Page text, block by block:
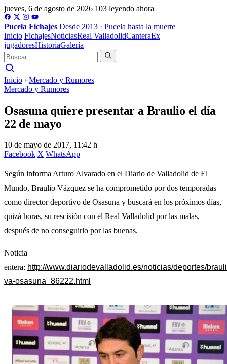
jueves, 6 de agosto de 2026 103 leyendo ahora
Pucela Fichajes Desde 2013 · Pucela hasta la muerte
Inicio FichajesNoticiasReal ValladolidCanteraEx
jugadoresHistoriaGalería
Inicio › Mercado y Rumores
Mercado y Rumores
Osasuna quiere presentar a Braulio el día
22 de mayo
10 de mayo de 2017, 11:42 h
Facebook X WhatsApp
Según informa Arturo Alvarado en el Diario de Valladolid de El
Mundo, Braulio Vázquez se ha comprometido por dos temporadas
como director deportivo de Osasuna y buscará en los próximos días,
quizá horas, su rescisión con el Real Valladolid por las malas,
después de no conseguirlo por las buenas.
Noticia
entera: http://www.diariodevalladolid.es/noticias/deportes/
va-osasuna_86222.html